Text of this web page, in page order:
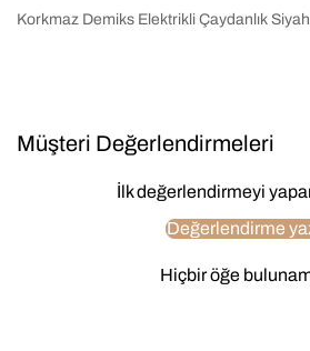
Korkmaz Demiks Elektrikli Çaydanlık
Müşteri Değerlendirmeleri
İlk değerlendirmeyi
Değerlendirme
Hiçbir öğe